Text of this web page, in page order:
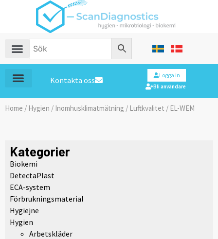
Kontakta oss
Logga in
Bli användare
Home / Hygien / Inomhusklimatmätning / Luftkvalitet / EL-WEM
Kategorier
Biokemi
DetectaPlast
ECA-system
Förbrukningsmaterial
Hygiejne
Hygien
Arbetskläder